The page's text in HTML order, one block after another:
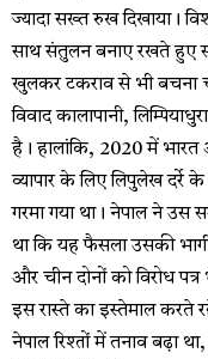
ज्यादा सख्त रुख दिखाया।
साथ संतुलन बनाए रखते हुए
खुलकर टकराव से भी बचना
विवाद कालापानी,
है। हालांकि, 2020 में भारत
व्यापार के लिए लिपुलेख दर्रे
गरमा गया था। नेपाल ने उस
था कि यह फैसला उसकी
और चीन दोनों को विरोध
इस रास्ते का इस्तेमाल करते
नेपाल रिश्तों में तनाव बढ़ा